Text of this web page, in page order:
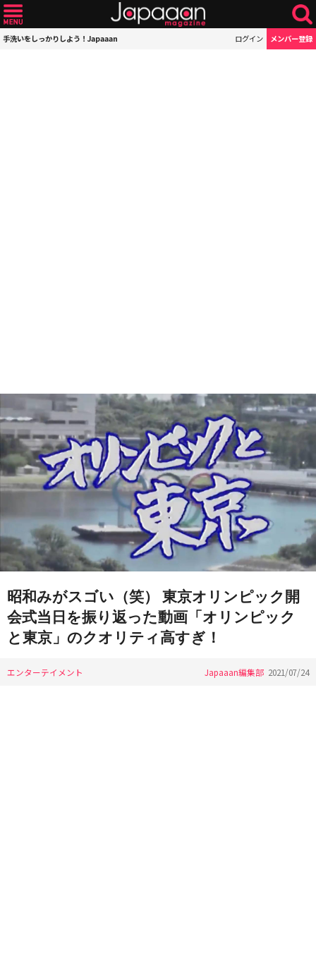
手洗いをしっかりしよう！Japaaan ログイン メンバー登録
昭和みがスゴい（笑） 東京オリンピック開
会式当日を振り返った動画「オリンピック
と東京」のクオリティ高すぎ！
エンターテイメント Japaaan編集部 2021/07/24